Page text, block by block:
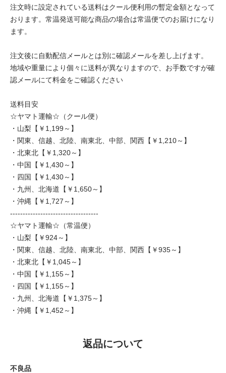
注文時に設定されている送料はクール便利用の暫定金額となって
おります。常温発送可能な商品の場合は常温便でのお届けになり
ます。
注文後に自動配信メールとは別に確認メールを差し上げます。
地域や重量により個々に送料が異なりますので、お手数ですが確
認メールにて料金をご確認ください
送料目安
☆ヤマト運輸☆（クール便）
・山梨【￥1,199～】
・関東、信越、北陸、南東北、中部、関西【￥1,210～】
・北東北【￥1,320～】
・中国【￥1,430～】
・四国【￥1,430～】
・九州、北海道【￥1,650～】
・沖縄【￥1,727～】
-----------------------------------
☆ヤマト運輸☆（常温便）
・山梨【￥924～】
・関東、信越、北陸、南東北、中部、関西【￥935～】
・北東北【￥1,045～】
・中国【￥1,155～】
・四国【￥1,155～】
・九州、北海道【￥1,375～】
・沖縄【￥1,452～】
返品について
不良品